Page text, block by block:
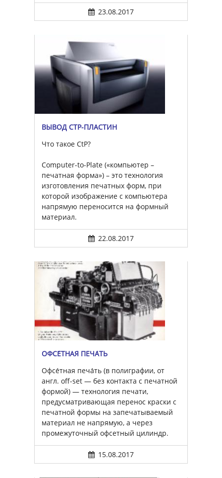
23.08.2017
ВЫВОД CTP-ПЛАСТИН
Что такое CtP?
Computer-to-Plate («компьютер –
печатная форма») – это технология
изготовления печатных форм, при
которой изображение с компьютера
напрямую переносится на формный
материал.
22.08.2017
ОФСЕ́ТНАЯ ПЕЧА́ТЬ
Офсе́тная печа́ть (в полиграфии, от
англ. off-set — без контакта с печатной
формой) — технология печати,
предусматривающая перенос краски с
печатной формы на запечатываемый
материал не напрямую, а через
промежуточный офсетный цилиндр.
15.08.2017